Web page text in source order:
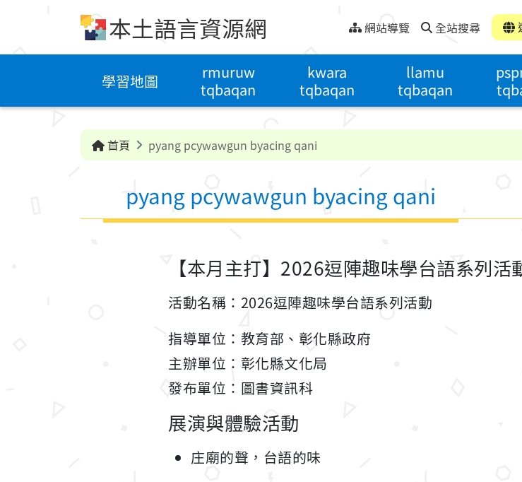
本土語言資源網 網站導覽 全站搜尋
學習地圖
rmuruw
tqbaqan
kwara
tqbaqan
llamu
tqbaqan
首頁 pyang pcywawgun byacing qani
pyang pcywawgun byacing qani
【本月主打】2026逗陣趣味學台語系列活
活動名稱：2026逗陣趣味學台語系列活動
指導單位：教育部、彰化縣政府
主辦單位：彰化縣文化局
發布單位：圖書資訊科
展演與體驗活動
庄廟的聲，台語的味